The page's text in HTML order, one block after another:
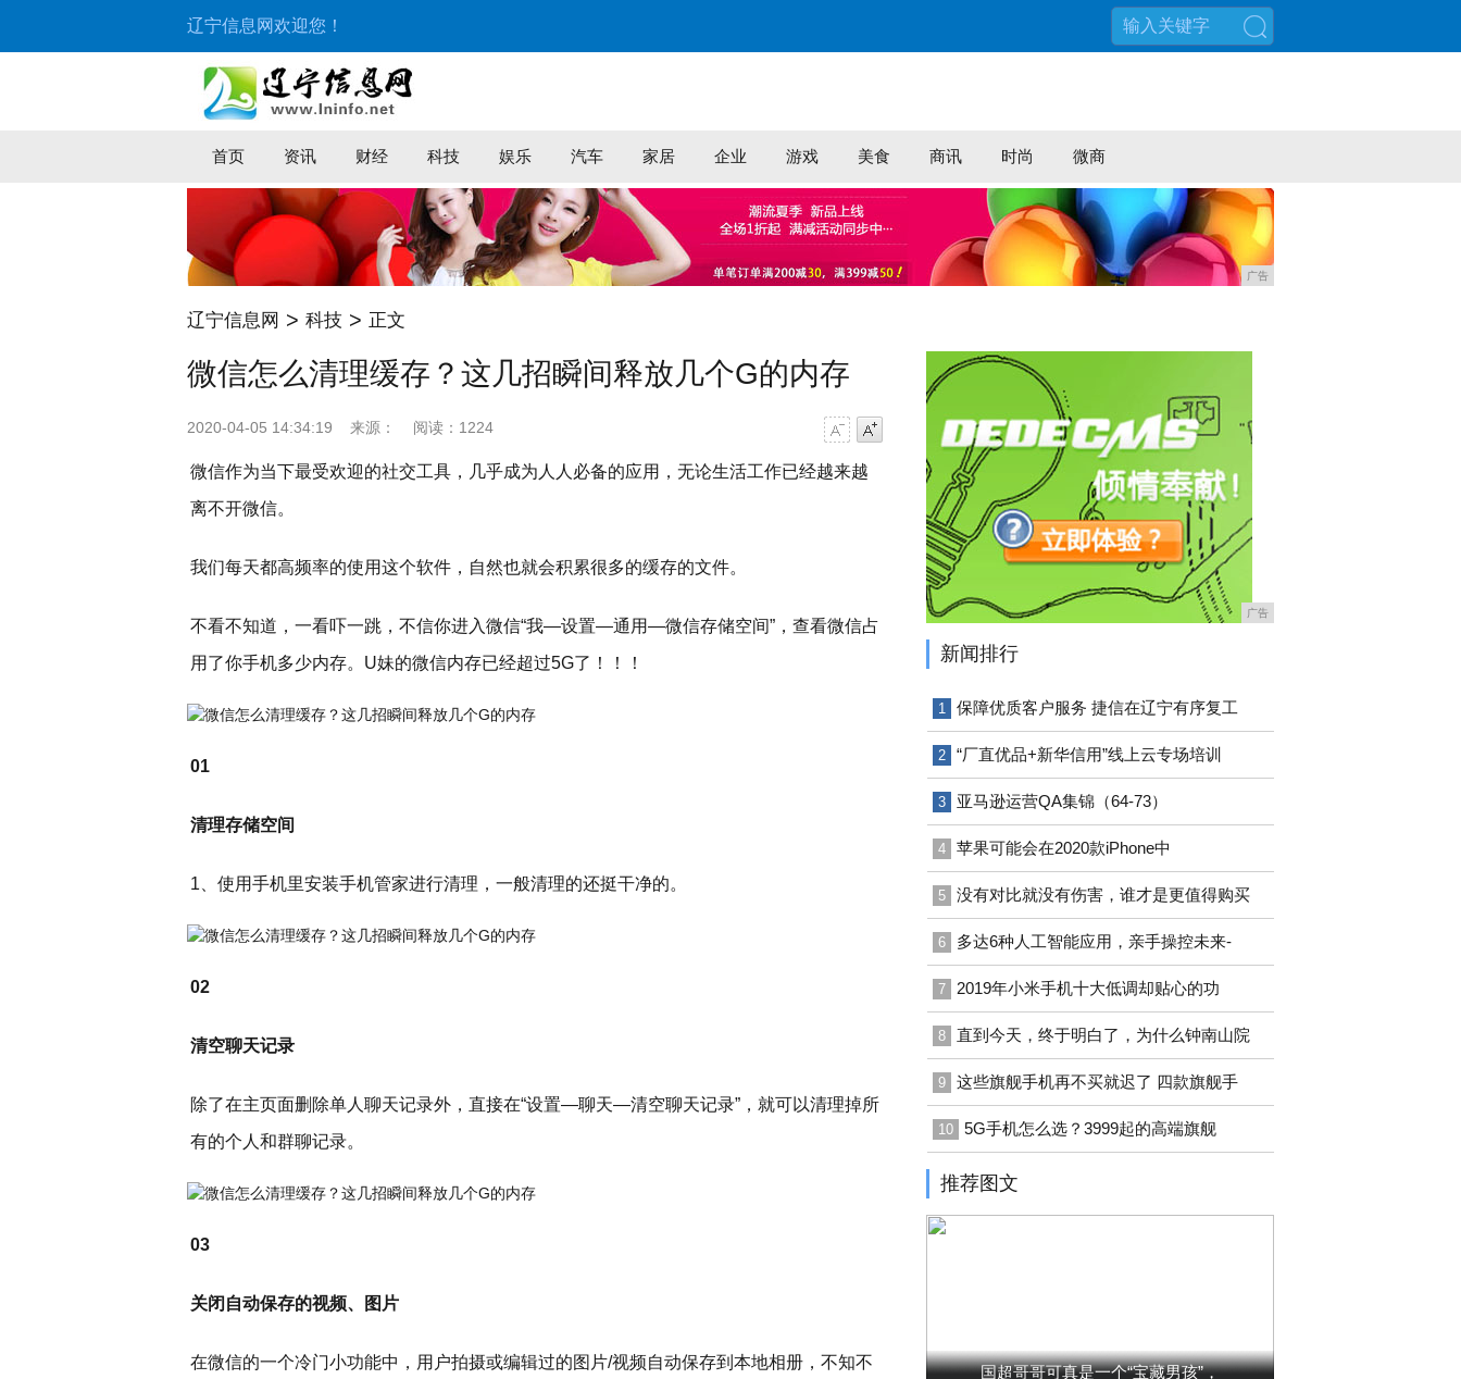
辽宁信息网欢迎您！
首页 资讯 财经 科技 娱乐 汽车 家居 企业 游戏 美食 商讯 时尚 微商
广告
辽宁信息网 > 科技 > 正文
微信怎么清理缓存？这几招瞬间释放几个G的内存
2020-04-05 14:34:19 来源： 阅读：1224
微信作为当下最受欢迎的社交工具，几乎成为人人必备的应用，无论生活工作已经越来越
离不开微信。
我们每天都高频率的使用这个软件，自然也就会积累很多的缓存的文件。
不看不知道，一看吓一跳，不信你进入微信“我—设置—通用—微信存储空间”，查看微信占
用了你手机多少内存。U妹的微信内存已经超过5G了！！！
01
清理存储空间
1、使用手机里安装手机管家进行清理，一般清理的还挺干净的。
02
清空聊天记录
除了在主页面删除单人聊天记录外，直接在“设置—聊天—清空聊天记录”，就可以清理掉所
有的个人和群聊记录。
03
关闭自动保存的视频、图片
在微信的一个冷门小功能中，用户拍摄或编辑过的图片/视频自动保存到本地相册，不知不
广告
新闻排行
1 保障优质客户服务 捷信在辽宁有序复工
2 “厂直优品+新华信用”线上云专场培训
3 亚马逊运营QA集锦（64-73）
4 苹果可能会在2020款iPhone中
5 没有对比就没有伤害，谁才是更值得购买
6 多达6种人工智能应用，亲手操控未来-
7 2019年小米手机十大低调却贴心的功
8 直到今天，终于明白了，为什么钟南山院
9 这些旗舰手机再不买就迟了 四款旗舰手
10 5G手机怎么选？3999起的高端旗舰
推荐图文
国超哥哥可真是一个“宝藏男孩”，